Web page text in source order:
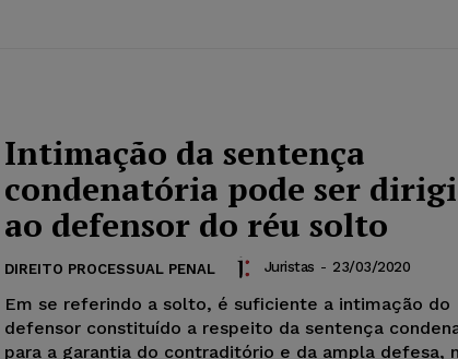
Intimação da sentença
condenatória pode ser
ao defensor do réu solto
DIREITO PROCESSUAL PENAL Juristas - 23/03/2020
Em se referindo a solto, é suficiente a intimação do
defensor constituído a respeito da sentença
para a garantia do contraditório e da ampla defesa,